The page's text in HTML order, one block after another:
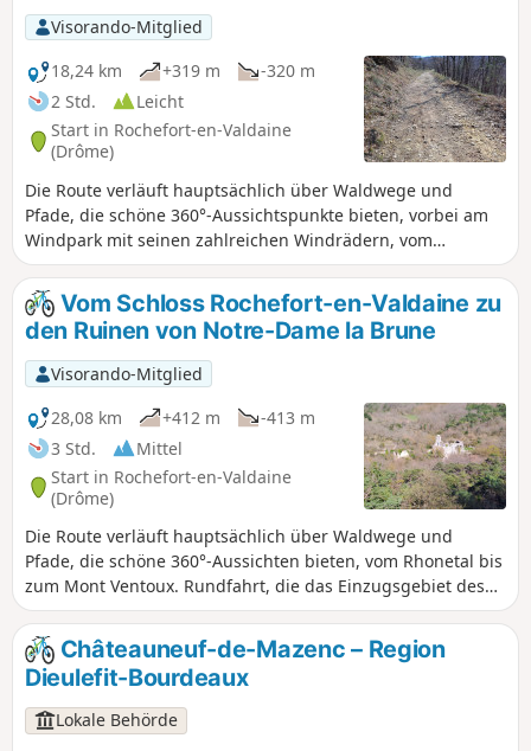
Visorando-Mitglied
18,24 km
+319 m
-320 m
2 Std.
Leicht
Start in Rochefort-en-Valdaine
(Drôme)
Die Route verläuft hauptsächlich über Waldwege und
Pfade, die schöne 360°-Aussichtspunkte bieten, vorbei am
Windpark mit seinen zahlreichen Windrädern, vom
Rhonetal bis zum Mont Ventoux, sowie die Entdeckung des
hübschen kleinen Weilers Cîtelles und seines Tals.
Vom Schloss Rochefort-en-Valdaine zu
den Ruinen von Notre-Dame la Brune
Visorando-Mitglied
28,08 km
+412 m
-413 m
3 Std.
Mittel
Start in Rochefort-en-Valdaine
(Drôme)
Die Route verläuft hauptsächlich über Waldwege und
Pfade, die schöne 360°-Aussichten bieten, vom Rhonetal bis
zum Mont Ventoux. Rundfahrt, die das Einzugsgebiet des
Baches Citelles umrundet, vom Schloss Rochefort-en-
Valdaine bis zu den Ruinen von Notre-Dame la Brune,
vorbei am Windpark und seinen zahlreichen Windrädern.
Châteauneuf-de-Mazenc – Region
Dieulefit-Bourdeaux
Lokale Behörde